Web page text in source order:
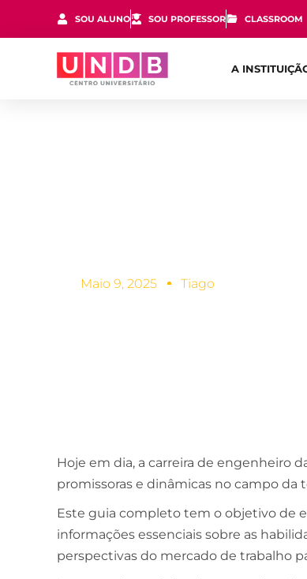
SOU ALUNO SOU PROFESSOR CLASSROOM
A
Maio 9, 2025 Tiago
Hoje em dia, a carreira de engenheiro
promissoras e dinâmicas no campo da
Este guia completo tem o objetivo de
informações essenciais sobre as
perspectivas do mercado de trabalho